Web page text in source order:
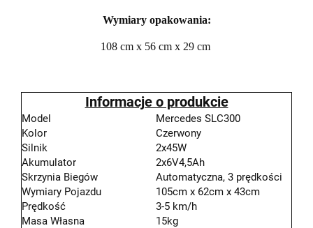
Wymiary opakowania:
108 cm x 56 cm x 29 cm
Informacje o produkcie
Model
Mercedes SLC300
Kolor
Czerwony
Silnik
2x45W
Akumulator
2x6V4,5Ah
Skrzynia Biegów
Automatyczna, 3 prędkości
Wymiary Pojazdu
105cm x 62cm x 43cm
Prędkość
3-5 km/h
Masa Własna
15kg